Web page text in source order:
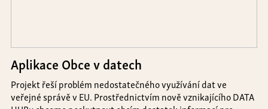
Aplikace Obce v datech
Projekt řeší problém nedostatečného využívání dat ve
veřejné správě v EU. Prostřednictvím nově vznikajícího DATA